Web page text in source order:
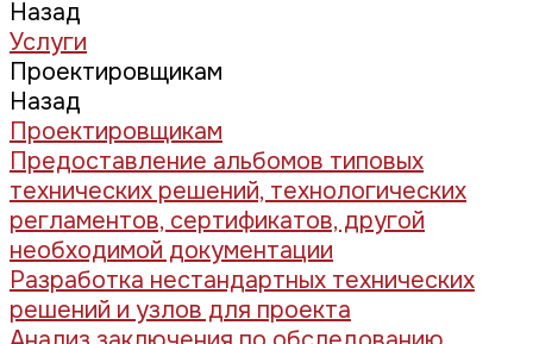
Назад
Услуги
Проектировщикам
Назад
Проектировщикам
Предоставление альбомов типовых
технических решений, технологических
регламентов, сертификатов, другой
необходимой документации
Разработка нестандартных технических
решений и узлов для проекта